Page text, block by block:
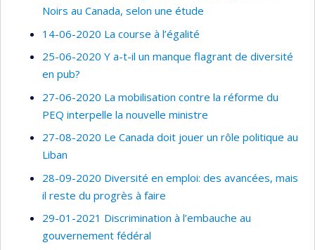
Noirs au Canada, selon une étude
14-06-2020 La course à l’égalité
25-06-2020 Y a-t-il un manque flagrant de diversité
en pub?
27-06-2020 La mobilisation contre la réforme du
PEQ interpelle la nouvelle ministre
27-08-2020 Le Canada doit jouer un rôle politique au
Liban
28-09-2020 Diversité en emploi: des avancées, mais
il reste du progrès à faire
29-01-2021 Discrimination à l’embauche au
gouvernement fédéral